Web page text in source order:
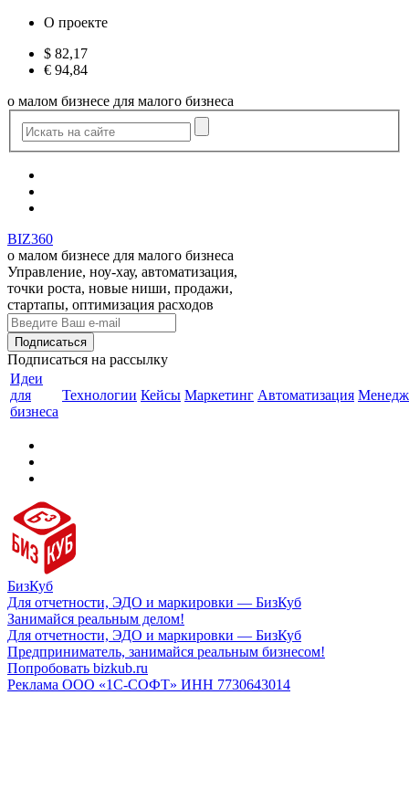
О проекте
$ 82,17
€ 94,84
о малом бизнесе для малого бизнеса
BIZ360
о малом бизнесе для малого бизнеса
Управление, ноу-хау, автоматизация,
точки роста, новые ниши, продажи,
стартапы, оптимизация расходов
Подписаться на рассылку
Идеи
для
бизнеса
Технологии Кейсы Маркетинг Автоматизация
БизКуб
Для отчетности, ЭДО и маркировки — БизКуб
Занимайся реальным делом!
Для отчетности, ЭДО и маркировки — БизКуб
Предприниматель, занимайся реальным бизнесом!
Попробовать bizkub.ru
Реклама ООО «1С-СОФТ» ИНН 7730643014